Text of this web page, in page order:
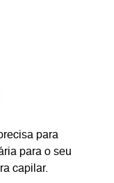
para
para o seu
capilar.